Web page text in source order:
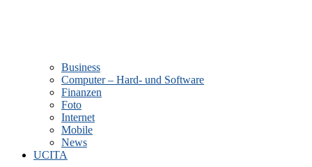
Business
Computer – Hard- und Software
Finanzen
Foto
Internet
Mobile
News
UCITA